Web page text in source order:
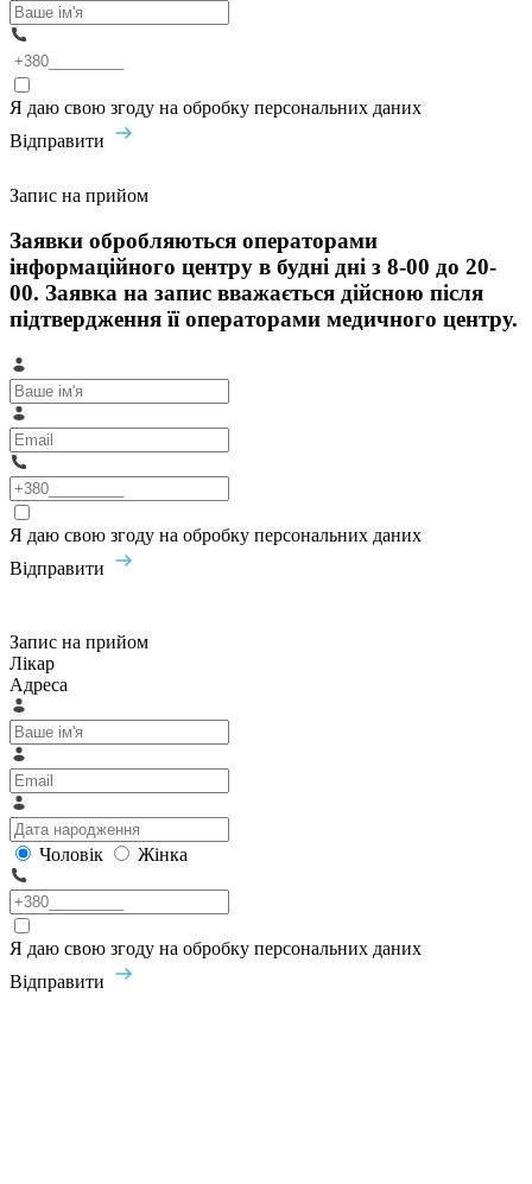
Я даю свою згоду на обробку персональних даних
Відправити
Запис на прийом
Заявки обробляються операторами
інформаційного центру в будні дні з 8-00 до 20-
00. Заявка на запис вважається дійсною після
підтвердження її операторами медичного центру.
Я даю свою згоду на обробку персональних даних
Відправити
Запис на прийом
Лікар
Адреса
Чоловік Жінка
Я даю свою згоду на обробку персональних даних
Відправити